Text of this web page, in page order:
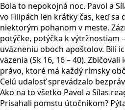
Bola to nepokojná noc. Pavol a
vo Filipách len krátky čas, keď
niektorým pohanom v meste.
potýčke, potýčka k výtržnostiam
uväzneniu oboch apoštolov. Bili
väzenia (Sk 16, 16 – 40).
právo, ktoré má každý rímsky
Celú udalosť sprevádzalo
Ako na to všetko Pavol a Sílas
Prisahali pomstu útočníkom?